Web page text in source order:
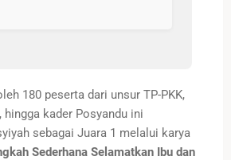
180 peserta dari unsur TP-PKK,
hingga kader Posyandu ini
sebagai Juara 1 melalui karya
Sederhana Selamatkan Ibu dan